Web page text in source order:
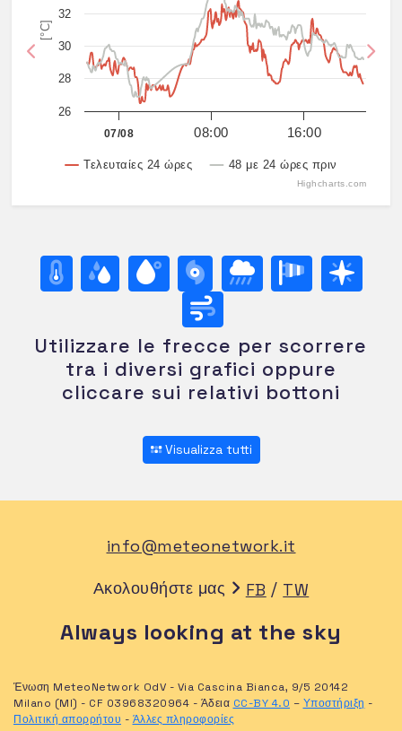
[°C]
Τελευταίες 24 ώρες 48 με 24 ώρες πριν
07/08 08:00 16:00
26
28
30
32
Highcharts.com
Previous
Utilizzare le frecce per scorrere
tra i diversi grafici oppure
cliccare sui relativi bottoni
Visualizza tutti
info@meteonetwork.it
Ακολουθήστε μας FB / TW
Always looking at the sky
Ένωση MeteoNetwork OdV - Via Cascina Bianca, 9/5 20142
Milano (MI) - CF 03968320964 - Άδεια CC-BY 4.0 – Υποστήριξη -
Πολιτική απορρήτου - Άλλες πληροφορίες